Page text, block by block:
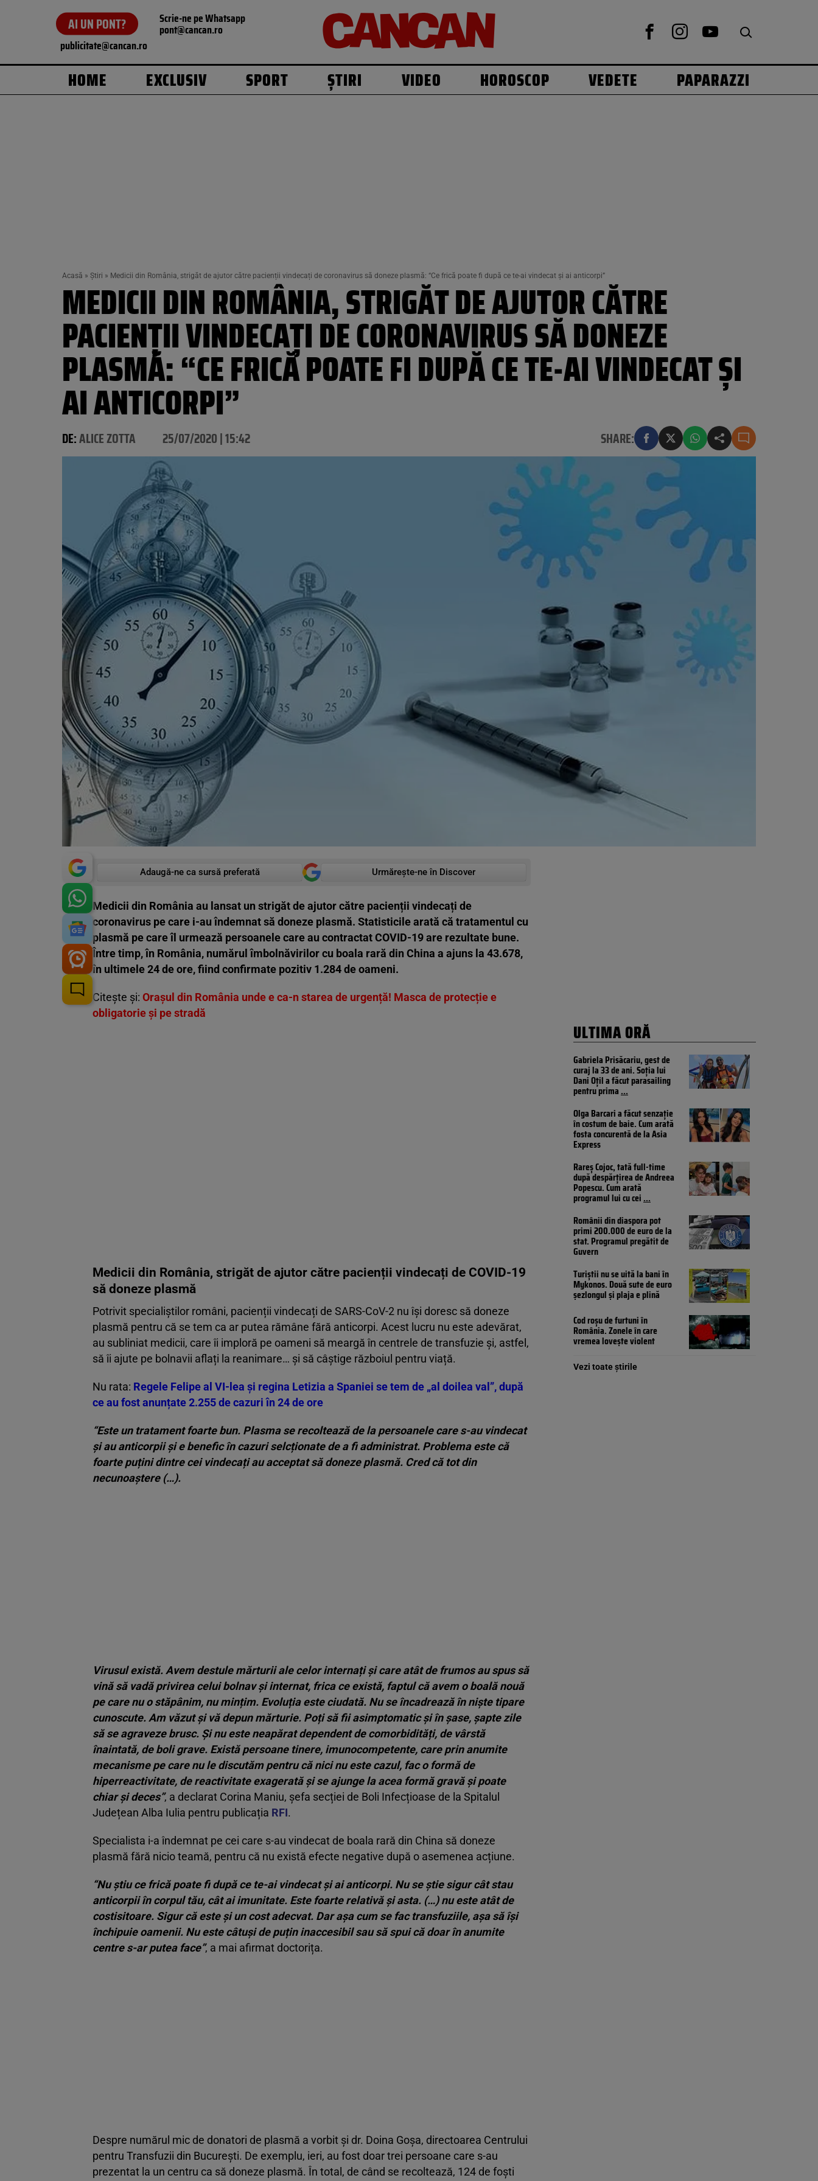
AI UN PONT? Scrie-ne pe Whatsapp
pont@cancan.ro
publicitate@cancan.ro
HOME EXCLUSIV SPORT ȘTIRI VIDEO HOROSCOP VEDETE PAPARAZZI
Acasă » Știri » Medicii din România, strigăt de ajutor către pacienții vindecați de coronavirus să doneze plasmă: “Ce frică poate fi după ce te-ai vindecat și ai anticorpi”
MEDICII DIN ROMÂNIA, STRIGĂT DE AJUTOR CĂTRE
PACIENȚII VINDECAȚI DE CORONAVIRUS SĂ DONEZE
PLASMĂ: “CE FRICĂ POATE FI DUPĂ CE TE-AI VINDECAT ȘI
AI ANTICORPI”
DE:ALICE ZOTTA 25/07/2020 | 15:42 SHARE:
Adaugă-ne ca sursă preferată Urmărește-ne în Discover
Medicii din România au lansat un strigăt de ajutor către pacienții vindecați de
coronavirus pe care i-au îndemnat să doneze plasmă. Statisticile arată că tratamentul cu
plasmă pe care îl urmează persoanele care au contractat COVID-19 are rezultate bune.
Între timp, în România, numărul îmbolnăvirilor cu boala rară din China a ajuns la 43.678,
în ultimele 24 de ore, fiind confirmate pozitiv 1.284 de oameni.
Citește și: Orașul din România unde e ca-n starea de urgență! Masca de protecție e
obligatorie și pe stradă
Medicii din România, strigăt de ajutor către pacienții vindecați de COVID-19
să doneze plasmă
Potrivit specialiștilor români, pacienții vindecați de SARS-CoV-2 nu își doresc să doneze
plasmă pentru că se tem ca ar putea rămâne fără anticorpi. Acest lucru nu este adevărat,
au subliniat medicii, care îi imploră pe oameni să meargă în centrele de transfuzie și, astfel,
să îi ajute pe bolnavii aflați la reanimare… și să câștige războiul pentru viață.
Nu rata: Regele Felipe al VI-lea și regina Letizia a Spaniei se tem de „al doilea val”, după
ce au fost anunțate 2.255 de cazuri în 24 de ore
“Este un tratament foarte bun. Plasma se recoltează de la persoanele care s-au vindecat
și au anticorpii și e benefic în cazuri selcționate de a fi administrat. Problema este că
foarte puțini dintre cei vindecați au acceptat să doneze plasmă. Cred că tot din
necunoaștere (…).
Virusul există. Avem destule mărturii ale celor internați și care atât de frumos au spus să
vină să vadă privirea celui bolnav și internat, frica ce există, faptul că avem o boală nouă
pe care nu o stăpânim, nu mințim. Evoluția este ciudată. Nu se încadrează în niște tipare
cunoscute. Am văzut și vă depun mărturie. Poți să fii asimptomatic și în șase, șapte zile
să se agraveze brusc. Și nu este neapărat dependent de comorbidități, de vârstă
înaintată, de boli grave. Există persoane tinere, imunocompetente, care prin anumite
mecanisme pe care nu le discutăm pentru că nici nu este cazul, fac o formă de
hiperreactivitate, de reactivitate exagerată și se ajunge la acea formă gravă și poate
chiar și deces”, a declarat Corina Maniu, șefa secției de Boli Infecțioase de la Spitalul
Județean Alba Iulia pentru publicația RFI.
Specialista i-a îndemnat pe cei care s-au vindecat de boala rară din China să doneze
plasmă fără nicio teamă, pentru că nu există efecte negative după o asemenea acțiune.
“Nu știu ce frică poate fi după ce te-ai vindecat și ai anticorpi. Nu se știe sigur cât stau
anticorpii în corpul tău, cât ai imunitate. Este foarte relativă și asta. (…) nu este atât de
costisitoare. Sigur că este și un cost adecvat. Dar așa cum se fac transfuziile, așa să își
închipuie oamenii. Nu este câtuși de puțin inaccesibil sau să spui că doar în anumite
centre s-ar putea face”, a mai afirmat doctorița.
Despre numărul mic de donatori de plasmă a vorbit și dr. Doina Goșa, directoarea Centrului
pentru Transfuzii din București. De exemplu, ieri, au fost doar trei persoane care s-au
prezentat la un centru ca să doneze plasmă. În total, de când se recoltează, 124 de foști
ULTIMA ORĂ
Gabriela Prisăcariu, gest de
curaj la 33 de ani. Soția lui
Dani Oțil a făcut parasailing
pentru prima...
Olga Barcari a făcut senzație
în costum de baie. Cum arată
fosta concurentă de la Asia
Express
Rareș Cojoc, tată full-time
după despărțirea de Andreea
Popescu. Cum arată
programul lui cu cei...
Românii din diaspora pot
primi 200.000 de euro de la
stat. Programul pregătit de
Guvern
Turiștii nu se uită la bani în
Mykonos. Două sute de euro
șezlongul și plaja e plină
Cod roșu de furtuni în
România. Zonele în care
vremea lovește violent
Vezi toate știrile